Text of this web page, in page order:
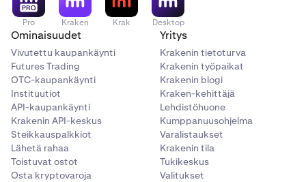
Pro Kraken Krak Desktop
Ominaisuudet
Vivutettu kaupankäynti
Futures Trading
OTC-kaupankäynti
Instituutiot
API-kaupankäynti
Krakenin API-keskus
Steikkauspalkkiot
Lähetä rahaa
Toistuvat ostot
Osta kryptovaroja
Yritys
Krakenin tietoturva
Krakenin työpaikat
Krakenin blogi
Kraken-kehittäjä
Lehdistöhuone
Kumppanuusohjelma
Varalistaukset
Krakenin tila
Tukikeskus
Valitukset